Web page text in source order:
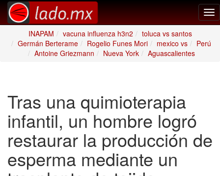
INAPAM
vacuna influenza h3n2
toluca vs santos
Germán Berterame
Rogelio Funes Mori mexico vs
Perú
Antoine Griezmann
Nueva York Aguascalientes
Tras una quimioterapia
infantil, un hombre logró
restaurar la producción de
esperma mediante un